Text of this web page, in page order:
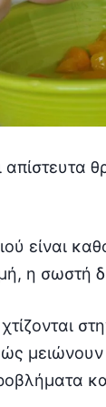
είναι
η σωστή
μειώνουν